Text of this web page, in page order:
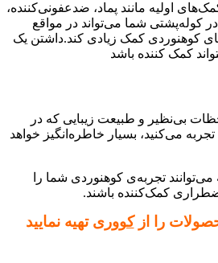
اولیه مانند پماد، ضدعفونی‌کننده،
شما می‌تواند در مواقع
کوهنوردی کمک زیادی کند.داشتن یک
کمک کننده باشد
بی‌نظیر و طبیعت زیبایی که در
می‌کنید، بسیار خاطره‌انگیز خواهد
تجربه‌ی کوهنوردی شما را
کمک‌کننده باشند.
را ازکووری تهیه نمایید